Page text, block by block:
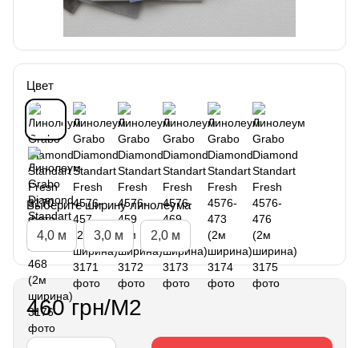
Цвет
Выберите ширину линолеума
4,0 м 3,0 м 2,0 м
460 грн/М2